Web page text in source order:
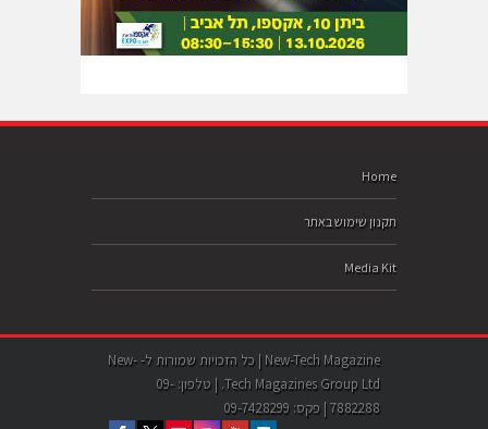
Home
תקנון שימוש באתר
Media Kit
New-Tech Magazine | כל הזכויות שמורות ל- New-
Tech Magazines Group Ltd. | טלפון: 09-
7882288 | פקס: 09-7428299